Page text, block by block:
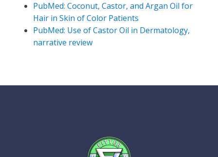
PubMed: Coconut, Castor, and Argan Oil for
Hair in Skin of Color Patients
PubMed: Use of Castor Oil in Dermatology,
narrative review